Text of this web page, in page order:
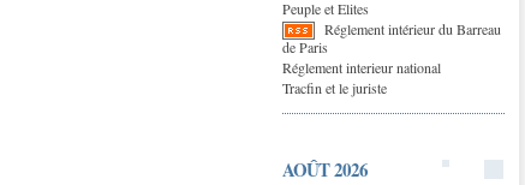
Peuple et Elites
Réglement intérieur du Barreau
de Paris
Réglement interieur national
Tracfin et le juriste
AOÛT 2026